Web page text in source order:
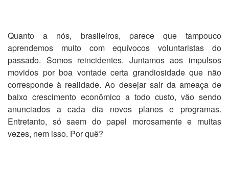
Quanto a nós, brasileiros, parece que tampouco
aprendemos muito com equívocos voluntaristas do
passado. Somos reincidentes. Juntamos aos impulsos
movidos por boa vontade certa grandiosidade que não
corresponde à realidade. Ao desejar sair da ameaça de
baixo crescimento econômico a todo custo, vão sendo
anunciados a cada dia novos planos e programas.
Entretanto, só saem do papel morosamente e muitas
vezes, nem isso. Por quê?